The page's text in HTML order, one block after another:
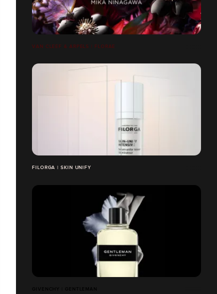
VAN CLEEF & ARPELS | FLORAE
FILORGA | SKIN UNIFY
GIVENCHY | GENTLEMAN